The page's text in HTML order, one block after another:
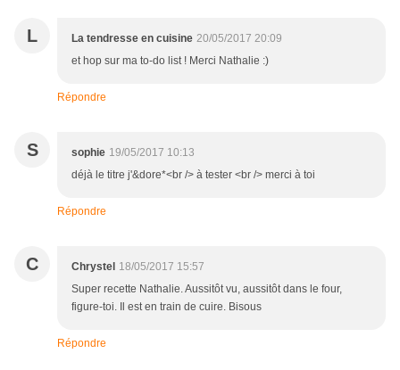
L La tendresse en cuisine 20/05/2017 20:09
et hop sur ma to-do list ! Merci Nathalie :)
Répondre
S sophie 19/05/2017 10:13
déjà le titre j'&dore*<br /> à tester <br /> merci à toi
Répondre
C Chrystel 18/05/2017 15:57
Super recette Nathalie. Aussitôt vu, aussitôt dans le four,
figure-toi. Il est en train de cuire. Bisous
Répondre